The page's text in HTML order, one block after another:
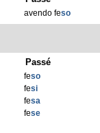
avendo feso
Passé
feso
fesi
fesa
fese